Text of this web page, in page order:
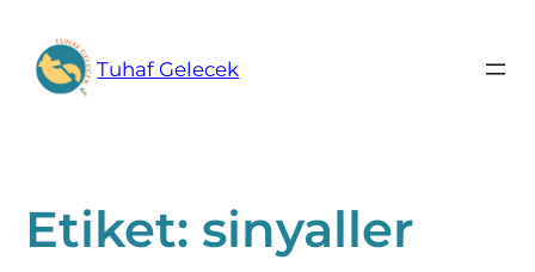
geç
Tuhaf Gelecek
Etiket: sinyaller